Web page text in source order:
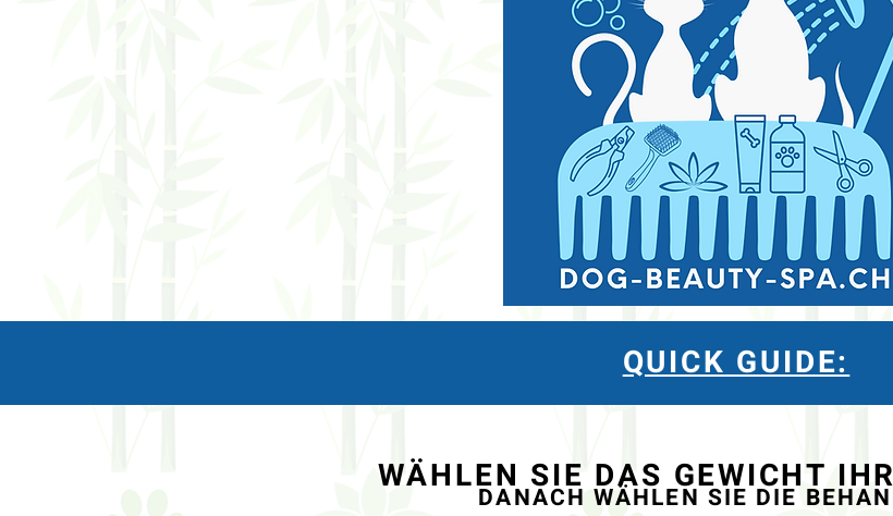
QUICK GUIDE:
WÄHLEN SIE DAS GEWICHT
DANACH WÄHLEN SIE DIE